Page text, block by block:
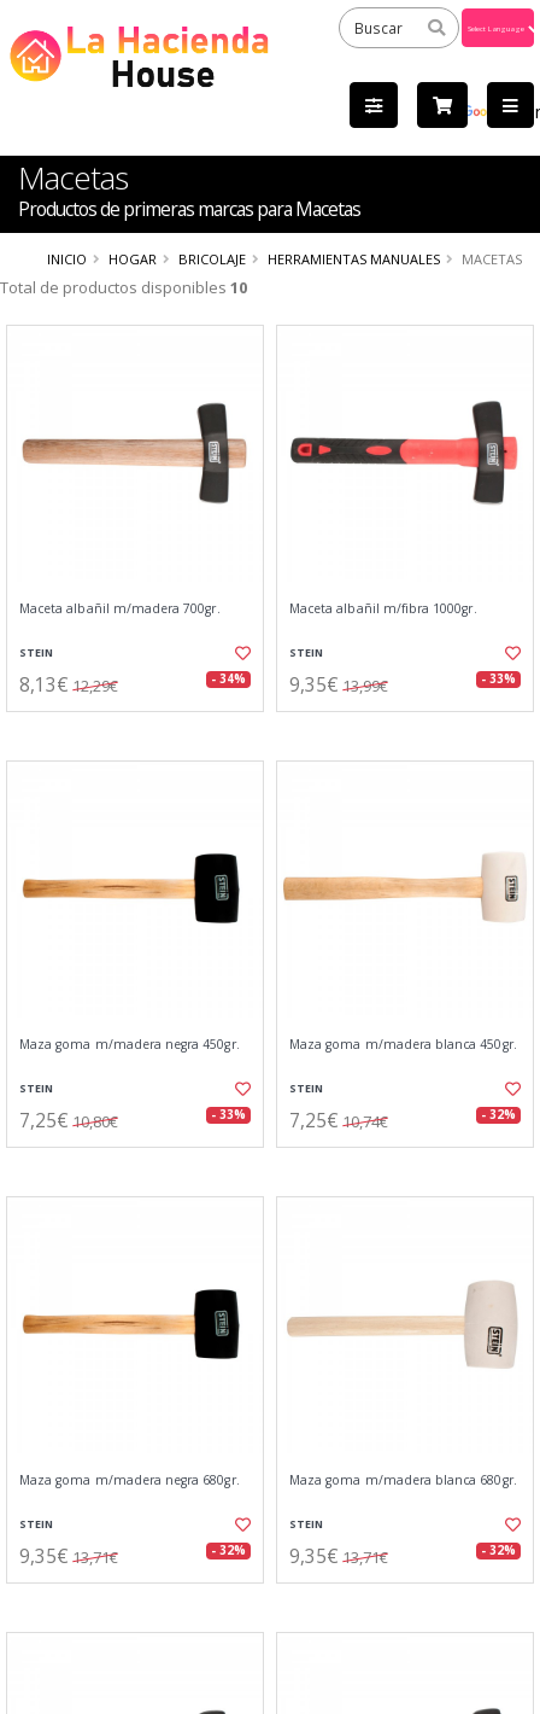
by
Macetas
Productos de primeras marcas para Macetas
INICIO HOGAR BRICOLAJE HERRAMIENTAS MANUALES MACETAS
Total de productos disponibles 10
Maceta albañil m/madera 700gr.
STEIN
8,13€ 12,29€ - 34%
Maceta albañil m/fibra 1000gr.
STEIN
9,35€ 13,99€ - 33%
Maza goma m/madera negra 450gr.
STEIN
7,25€ 10,80€ - 33%
Maza goma m/madera blanca 450gr.
STEIN
7,25€ 10,74€ - 32%
Maza goma m/madera negra 680gr.
STEIN
9,35€ 13,71€ - 32%
Maza goma m/madera blanca 680gr.
STEIN
9,35€ 13,71€ - 32%